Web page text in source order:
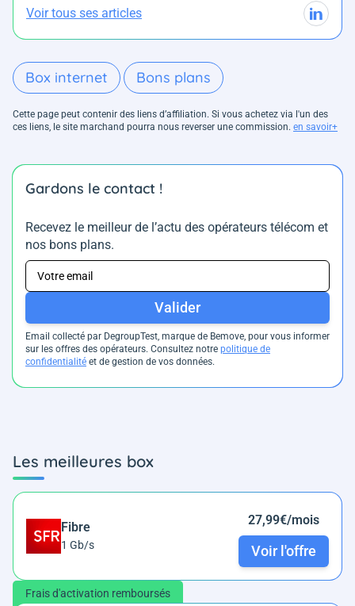
Voir tous ses articles
Box internet Bons plans
Cette page peut contenir des liens d’affiliation. Si vous achetez via l'un des
ces liens, le site marchand pourra nous reverser une commission. en savoir+
Gardons le contact !
Recevez le meilleur de l’actu des opérateurs télécom et
nos bons plans.
Valider
Email collecté par DegroupTest, marque de Bemove, pour vous informer
sur les offres des opérateurs. Consultez notre politique de
confidentialité et de gestion de vos données.
Les meilleures box
Fibre
1 Gb/s
27,99€/mois
Voir l'offre
Frais d'activation remboursés